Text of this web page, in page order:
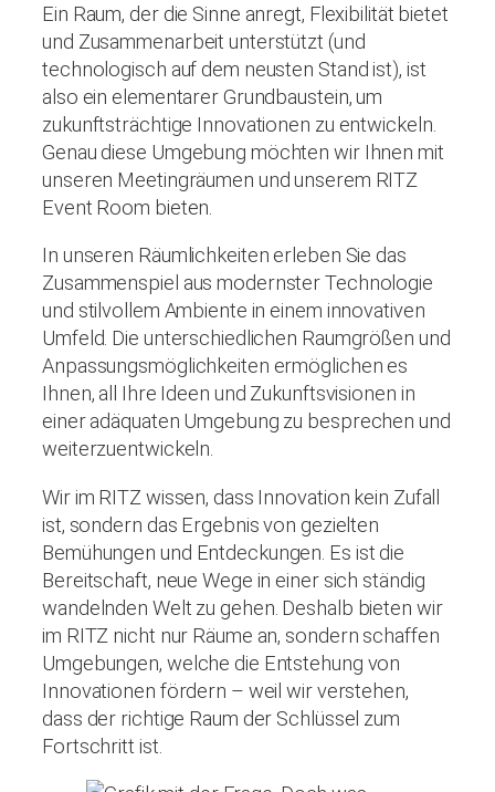
Ein Raum, der die Sinne anregt, Flexibilität bietet
und Zusammenarbeit unterstützt (und
technologisch auf dem neusten Stand ist), ist
also ein elementarer Grundbaustein, um
zukunftsträchtige Innovationen zu entwickeln.
Genau diese Umgebung möchten wir Ihnen mit
unseren Meetingräumen und unserem RITZ
Event Room bieten.
In unseren Räumlichkeiten erleben Sie das
Zusammenspiel aus modernster Technologie
und stilvollem Ambiente in einem innovativen
Umfeld. Die unterschiedlichen Raumgrößen und
Anpassungsmöglichkeiten ermöglichen es
Ihnen, all Ihre Ideen und Zukunftsvisionen in
einer adäquaten Umgebung zu besprechen und
weiterzuentwickeln.
Wir im RITZ wissen, dass Innovation kein Zufall
ist, sondern das Ergebnis von gezielten
Bemühungen und Entdeckungen. Es ist die
Bereitschaft, neue Wege in einer sich ständig
wandelnden Welt zu gehen. Deshalb bieten wir
im RITZ nicht nur Räume an, sondern schaffen
Umgebungen, welche die Entstehung von
Innovationen fördern – weil wir verstehen,
dass der richtige Raum der Schlüssel zum
Fortschritt ist.